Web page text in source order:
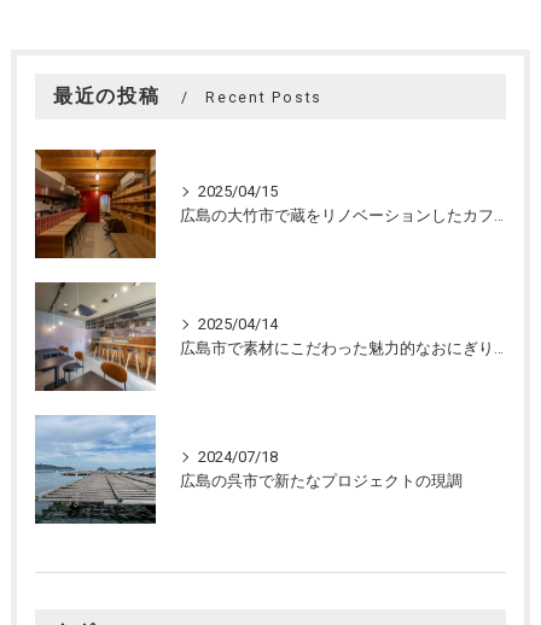
最近の投稿 Recent Posts
2025/04/15
2025/04/14
2024/07/18
広島の呉市で新たなプロジェクトの現調